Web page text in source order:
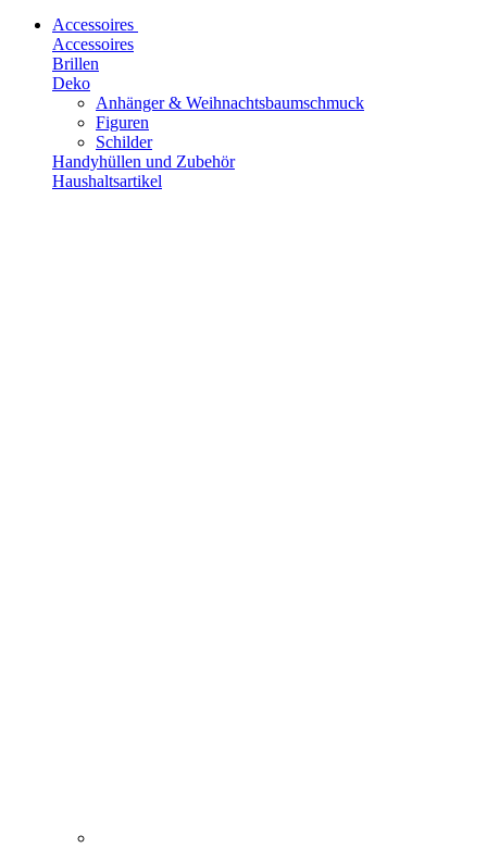
Accessoires
Accessoires
Brillen
Deko
Anhänger & Weihnachtsbaumschmuck
Figuren
Schilder
Handyhüllen und Zubehör
Haushaltsartikel